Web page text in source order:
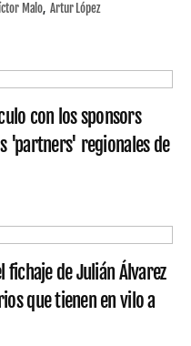
Malo Artur López
con los sponsors
'partners' regionales de
fichaje de Julián Álvarez
que tienen en vilo a